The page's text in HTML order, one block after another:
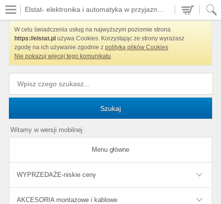
W celu świadczenia usług na najwyższym poziomie strona
https://elstat.pl używa Cookies. Korzystając ze strony wyrażasz
zgodę na ich używanie zgodnie z polityką plików Cookies
Nie pokazuj więcej tego komunikatu
Szukaj
Witamy w wersji mobilnej
Menu główne
WYPRZEDAŻE-niskie ceny
AKCESORIA montażowe i kablowe